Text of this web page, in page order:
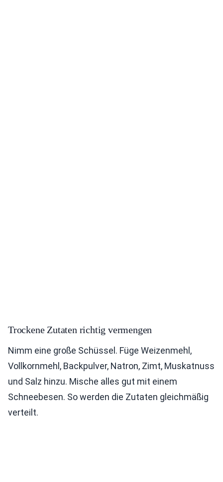
Trockene Zutaten richtig vermengen
Nimm eine große Schüssel. Füge Weizenmehl,
Vollkornmehl, Backpulver, Natron, Zimt, Muskatnuss
und Salz hinzu. Mische alles gut mit einem
Schneebesen. So werden die Zutaten gleichmäßig
verteilt.